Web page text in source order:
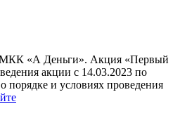
«А Деньги». Акция «Первый
акции с 14.03.2023 по
порядке и условиях проведения